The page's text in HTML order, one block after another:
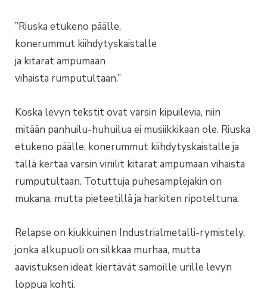
”Riuska etukeno päälle,
konerummut kiihdytyskaistalle
ja kitarat ampumaan
vihaista rumputultaan.”
Koska levyn tekstit ovat varsin kipuilevia, niin
mitään panhuilu-huhuilua ei musiikkikaan ole. Riuska
etukeno päälle, konerummut kiihdytyskaistalle ja
tällä kertaa varsin viriilit kitarat ampumaan vihaista
rumputultaan. Totuttuja puhesamplejakin on
mukana, mutta pieteetillä ja harkiten ripoteltuna.
Relapse on kiukkuinen Industrialmetalli-rymistely,
jonka alkupuoli on silkkaa murhaa, mutta
aavistuksen ideat kiertävät samoille urille levyn
loppua kohti.